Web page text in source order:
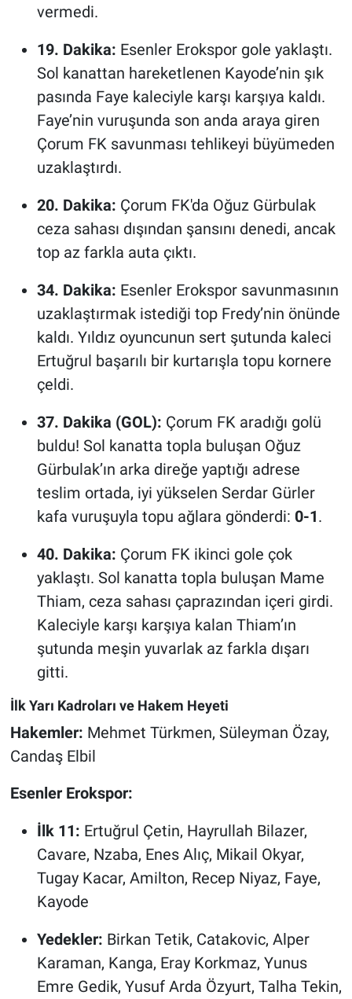
vermedi.
19. Dakika: Esenler Erokspor gole yaklaştı.
Sol kanattan hareketlenen Kayode’nin şık
pasında Faye kaleciyle karşı karşıya kaldı.
Faye’nin vuruşunda son anda araya giren
Çorum FK savunması tehlikeyi büyümeden
uzaklaştırdı.
20. Dakika: Çorum FK'da Oğuz Gürbulak
ceza sahası dışından şansını denedi, ancak
top az farkla auta çıktı.
34. Dakika: Esenler Erokspor savunmasının
uzaklaştırmak istediği top Fredy’nin önünde
kaldı. Yıldız oyuncunun sert şutunda kaleci
Ertuğrul başarılı bir kurtarışla topu kornere
çeldi.
37. Dakika (GOL): Çorum FK aradığı golü
buldu! Sol kanatta topla buluşan Oğuz
Gürbulak’ın arka direğe yaptığı adrese
teslim ortada, iyi yükselen Serdar Gürler
kafa vuruşuyla topu ağlara gönderdi: 0-1.
40. Dakika: Çorum FK ikinci gole çok
yaklaştı. Sol kanatta topla buluşan Mame
Thiam, ceza sahası çaprazından içeri girdi.
Kaleciyle karşı karşıya kalan Thiam’ın
şutunda meşin yuvarlak az farkla dışarı
gitti.
İlk Yarı Kadroları ve Hakem Heyeti
Hakemler: Mehmet Türkmen, Süleyman Özay,
Candaş Elbil
Esenler Erokspor:
İlk 11: Ertuğrul Çetin, Hayrullah Bilazer,
Cavare, Nzaba, Enes Alıç, Mikail Okyar,
Tugay Kacar, Amilton, Recep Niyaz, Faye,
Kayode
Yedekler: Birkan Tetik, Catakovic, Alper
Karaman, Kanga, Eray Korkmaz, Yunus
Emre Gedik, Yusuf Arda Özyurt, Talha Tekin,